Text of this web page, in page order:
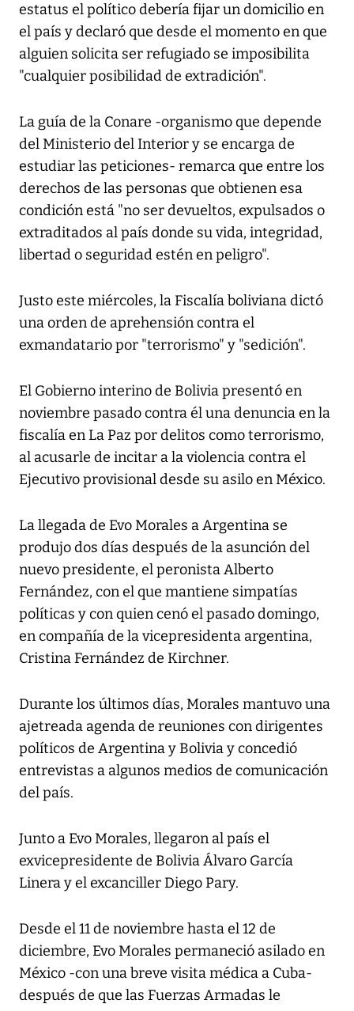
estatus el político debería fijar un domicilio en
el país y declaró que desde el momento en que
alguien solicita ser refugiado se imposibilita
"cualquier posibilidad de extradición".
La guía de la Conare -organismo que depende
del Ministerio del Interior y se encarga de
estudiar las peticiones- remarca que entre los
derechos de las personas que obtienen esa
condición está "no ser devueltos, expulsados o
extraditados al país donde su vida, integridad,
libertad o seguridad estén en peligro".
Justo este miércoles, la Fiscalía boliviana dictó
una orden de aprehensión contra el
exmandatario por "terrorismo" y "sedición".
El Gobierno interino de Bolivia presentó en
noviembre pasado contra él una denuncia en la
fiscalía en La Paz por delitos como terrorismo,
al acusarle de incitar a la violencia contra el
Ejecutivo provisional desde su asilo en México.
La llegada de Evo Morales a Argentina se
produjo dos días después de la asunción del
nuevo presidente, el peronista Alberto
Fernández, con el que mantiene simpatías
políticas y con quien cenó el pasado domingo,
en compañía de la vicepresidenta argentina,
Cristina Fernández de Kirchner.
Durante los últimos días, Morales mantuvo una
ajetreada agenda de reuniones con dirigentes
políticos de Argentina y Bolivia y concedió
entrevistas a algunos medios de comunicación
del país.
Junto a Evo Morales, llegaron al país el
exvicepresidente de Bolivia Álvaro García
Linera y el excanciller Diego Pary.
Desde el 11 de noviembre hasta el 12 de
diciembre, Evo Morales permaneció asilado en
México -con una breve visita médica a Cuba-
después de que las Fuerzas Armadas le